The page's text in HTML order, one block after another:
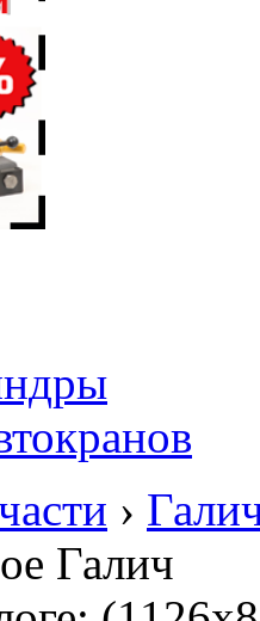
›
Галич